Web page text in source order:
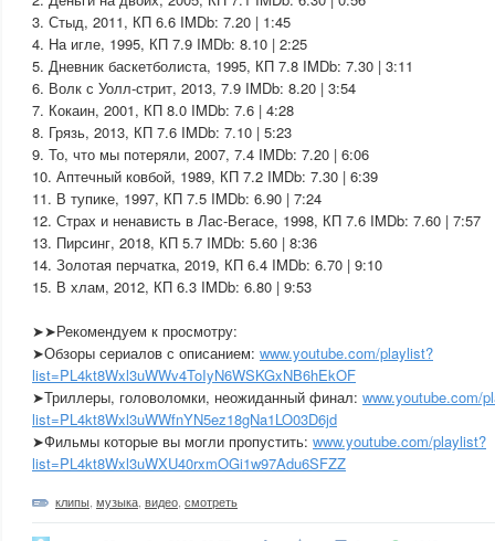
3. Стыд, 2011, КП 6.6 IMDb: 7.20 | 1:45
4. На игле, 1995, КП 7.9 IMDb: 8.10 | 2:25
5. Дневник баскетболиста, 1995, КП 7.8 IMDb: 7.30 | 3:11
6. Волк с Уолл-стрит, 2013, 7.9 IMDb: 8.20 | 3:54
7. Кокаин, 2001, КП 8.0 IMDb: 7.6 | 4:28
8. Грязь, 2013, КП 7.6 IMDb: 7.10 | 5:23
9. То, что мы потеряли, 2007, 7.4 IMDb: 7.20 | 6:06
10. Аптечный ковбой, 1989, КП 7.2 IMDb: 7.30 | 6:39
11. В тупике, 1997, КП 7.5 IMDb: 6.90 | 7:24
12. Страх и ненависть в Лас-Вегасе, 1998, КП 7.6 IMDb: 7.60 | 7:57
13. Пирсинг, 2018, КП 5.7 IMDb: 5.60 | 8:36
14. Золотая перчатка, 2019, КП 6.4 IMDb: 6.70 | 9:10
15. В хлам, 2012, КП 6.3 IMDb: 6.80 | 9:53
➤➤Рекомендуем к просмотру:
➤Обзоры сериалов с описанием: www.youtube.com/playlist?
list=PL4kt8Wxl3uWWv4ToIyN6WSKGxNB6hEkOF
➤Триллеры, головоломки, неожиданный финал: www.youtube.com/
list=PL4kt8Wxl3uWWfnYN5ez18gNa1LO03D6jd
➤Фильмы которые вы могли пропустить: www.youtube.com/playlist?
list=PL4kt8Wxl3uWXU40rxmOGi1w97Adu6SFZZ
клипы музыка видео смотреть